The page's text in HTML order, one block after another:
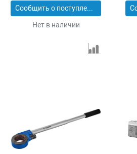
Сообщить о поступлении
Нет в наличии